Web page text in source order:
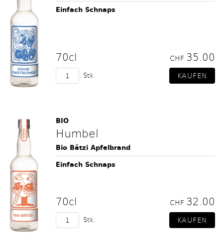
Einfach Schnaps
70cl CHF 35.00
Stk.
BIO
Humbel
Bio Bätzi Apfelbrand
Einfach Schnaps
70cl CHF 32.00
Stk.